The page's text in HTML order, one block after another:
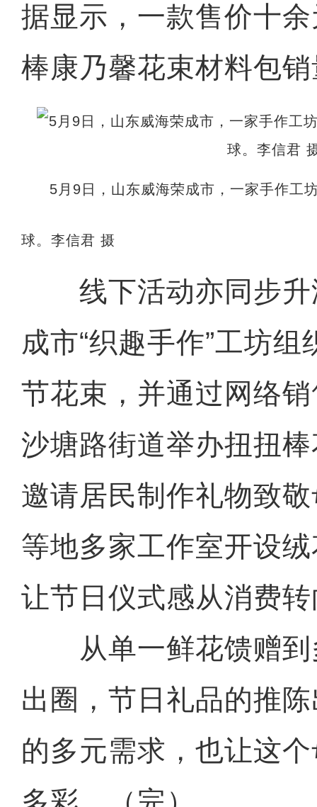
据显示，一款售价十
棒康乃馨花束材料包
5月9日，山东威海荣成市，一家手作工
球。李信君 摄
线下活动亦同步升
成市“织趣手作”工坊
节花束，并通过网络
沙塘路街道举办扭扭
邀请居民制作礼物致
等地多家工作室开设
让节日仪式感从消费
从单一鲜花馈赠到
出圈，节日礼品的推
的多元需求，也让这